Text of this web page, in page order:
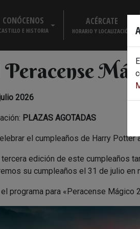
CONÓCENOS
E HISTORIA
EL CASTILLO
HISTORIA
VIRTUAL
ACÉRCATE
HORARIO Y LOCALIZACIÓN
2026
PLAZAS AGOTADAS
el cumpleaños de Harry
tercera edición de este cumpleaños
su cumpleaños el 31 de julio en
programa para «Peracense Mágico